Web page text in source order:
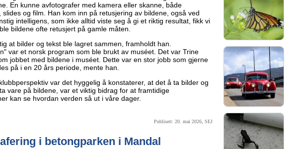
En kunne avfotografer med kamera eller skanne, både
slides og film. Han kom inn på retusjering av bildene, også ved
intelligens, som ikke alltid viste seg å gi et riktig resultat, fikk vi
bildene ofte retusjert på gamle måten.
at bilder og tekst ble lagret sammen, framholdt han.
var et norsk program som ble brukt av muséet. Det var Trine
jobbet med bildene i muséet. Dette var en stor jobb som gjerne
på i en 20 års periode, mente han.
var det hyggelig å konstaterer, at det å ta bilder og
vare på bildene, var et viktig bidrag for at framtidige
kan se hvordan verden så ut i våre dager.
Publisert: 20. mai 2026, SEJ
i betongparken i Mandal